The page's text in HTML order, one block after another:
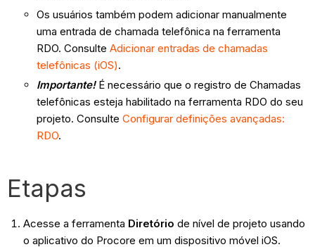
Os usuários também podem adicionar manualmente
uma entrada de chamada telefônica na ferramenta
RDO. ConsulteAdicionar entradas de chamadas
telefônicas (iOS).
Importante! É necessário que o registro de Chamadas
telefônicas esteja habilitado na ferramenta RDO do seu
projeto. ConsulteConfigurar definições avançadas:
RDO.
Etapas
Acesse a ferramenta Diretório de nível de projeto usando
o aplicativo do Procore em um dispositivo móvel iOS.